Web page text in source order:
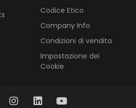
Codice Etico
Company Info
Condizioni di vendita
Impostazione dei
Cookie